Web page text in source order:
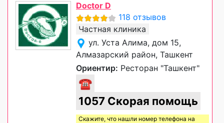
Doctor D
118 отзывов
Частная клиника
ул. Уста Алима, дом 15,
Алмазарский район, Ташкент
Ориентир: Ресторан "Ташкент"
☎
1057 Скорая помощь
Скажите, что нашли номер телефона на